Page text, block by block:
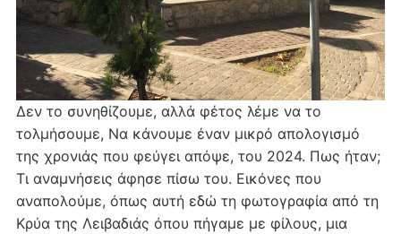
Δεν το συνηθίζουμε, αλλά φέτος λέμε να το
τολμήσουμε, Να κάνουμε έναν μικρό απολογισμό
της χρονιάς που φεύγει απόψε, του 2024. Πως ήταν;
Τι αναμνήσεις άφησε πίσω του. Εικόνες που
αναπολούμε, όπως αυτή εδώ τη φωτογραφία από τη
Κρύα της Λειβαδιάς όπου πήγαμε με φίλους, μια